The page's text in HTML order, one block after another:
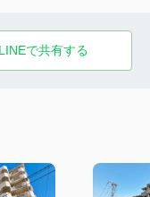
LINEで共有する